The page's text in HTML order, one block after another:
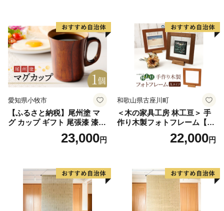
抗ウイルス効果 お取り寄せ
愛知県 小牧市 送料無料
愛知県小牧市
【ふるさと納税】尾州塗 マ
グ カップ ギフト 尾張漆 漆
漆器 漆器工芸 工芸品 芸術性
実用性 抗菌性 美味しく安全
ウイルス効果 お取り寄せ 愛
知県 小牧市 送料無料
23,000円
和歌山県古座川町
＜木の家具工房 林工亘＞ 手
作り木製フォトフレーム【A
22,000円